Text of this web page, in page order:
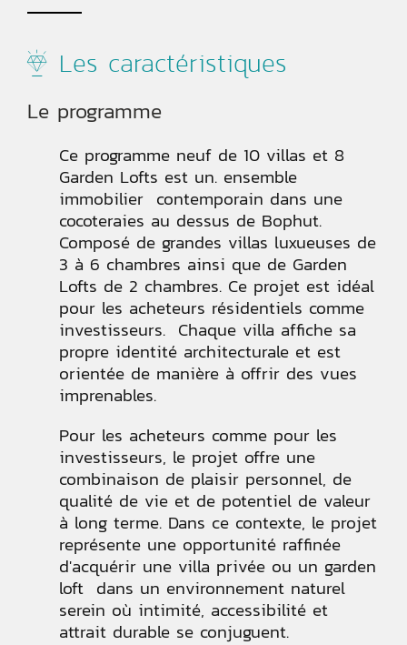
Les caractéristiques
Le programme
Ce programme neuf de 10 villas et 8
Garden Lofts est un. ensemble
immobilier contemporain dans une
cocoteraies au dessus de Bophut.
Composé de grandes villas luxueuses de
3 à 6 chambres ainsi que de Garden
Lofts de 2 chambres. Ce projet est idéal
pour les acheteurs résidentiels comme
investisseurs. Chaque villa affiche sa
propre identité architecturale et est
orientée de manière à offrir des vues
imprenables.
Pour les acheteurs comme pour les
investisseurs, le projet offre une
combinaison de plaisir personnel, de
qualité de vie et de potentiel de valeur
à long terme. Dans ce contexte, le projet
représente une opportunité raffinée
d'acquérir une villa privée ou un garden
loft dans un environnement naturel
serein où intimité, accessibilité et
attrait durable se conjuguent.